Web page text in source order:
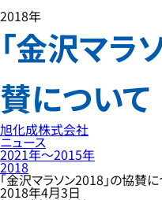
2018年
「金沢マラ
賛について
旭化成株式会社
ニュース
2021年〜2015年
2018
「金沢マラソン2018」の協賛
2018年4月3日